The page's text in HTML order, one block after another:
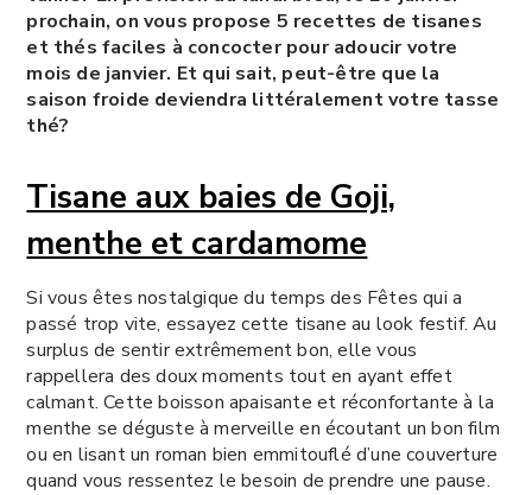
prochain, on vous propose 5 recettes de tisanes
et thés faciles à concocter pour adoucir votre
mois de janvier. Et qui sait, peut-être que la
saison froide deviendra littéralement votre tasse
thé?
Tisane aux baies de Goji,
menthe et cardamome
Si vous êtes nostalgique du temps des Fêtes qui a
passé trop vite, essayez cette tisane au look festif. Au
surplus de sentir extrêmement bon, elle vous
rappellera des doux moments tout en ayant effet
calmant. Cette boisson apaisante et réconfortante à la
menthe se déguste à merveille en écoutant un bon film
ou en lisant un roman bien emmitouflé d’une couverture
quand vous ressentez le besoin de prendre une pause.